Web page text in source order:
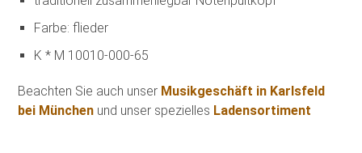
Farbe: flieder
K * M 10010-000-65
Beachten Sie auch unser Musikgeschäft in Karlsfeld
bei München und unser spezielles Ladensortiment